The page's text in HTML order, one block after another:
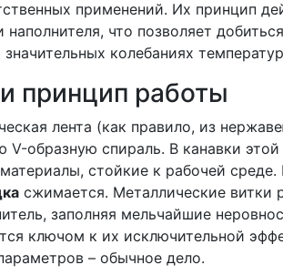
применений. Их принцип
что позволяет
колебаниях
принцип работы
лента (как правило, из
образную спираль. В канавки
стойкие к рабочей
сжимается. Металлические витки
заполняя мельчайшие
ключом к их исключительной
– обычное дело.